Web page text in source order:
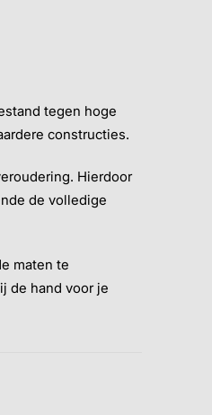
tegen hoge
constructies.
Hierdoor
de volledige
maten te
de hand voor je